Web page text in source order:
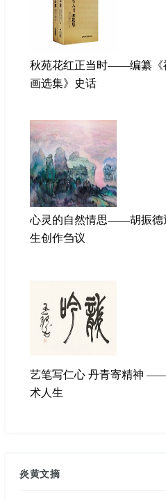
秋苑花红正当时——编纂《
画选集》史话
心灵的自然情思——胡振德
生创作刍议
艺笔写仁心 丹青寄精神
术人生
炎黄文摘